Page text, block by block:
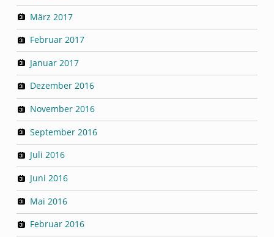
März 2017
Februar 2017
Januar 2017
Dezember 2016
November 2016
September 2016
Juli 2016
Juni 2016
Mai 2016
Februar 2016